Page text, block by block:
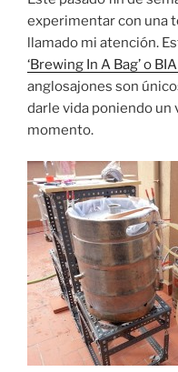
experimentar con una
llamado mi atención.
‘Brewing In A Bag’ o
anglosajones son
darle vida poniendo un
momento.